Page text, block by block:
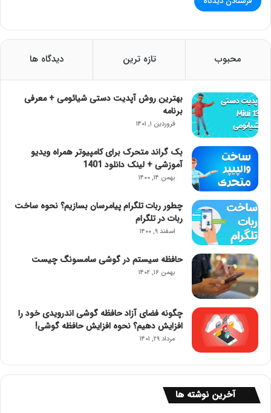
محبوب تازه ترین دیدگاه ها
بهترین روش آپدیت دستی شیائومی + معرفی
برنامه
فروردین ۱, ۱۴۰۱
بک گراند متحرک برای کامپیوتر همراه ویدیو
آموزشی + لینک دانلود 1401
بهمن ۱۴, ۱۴۰۰
چطور ربات تلگرام پیامرسان بسازیم؟ نحوه ساخت
ربات در تلگرام
اسفند ۹, ۱۴۰۰
حافظه سیستم در گوشی سامسونگ چیست
بهمن ۱۶, ۱۴۰۲
چگونه فضای آزاد حافظه گوشی اندرویدی خود را
افزایش دهیم؟ نحوه افزایش حافظه گوشی!
مرداد ۲۹, ۱۴۰۱
آخرین نوشته ها